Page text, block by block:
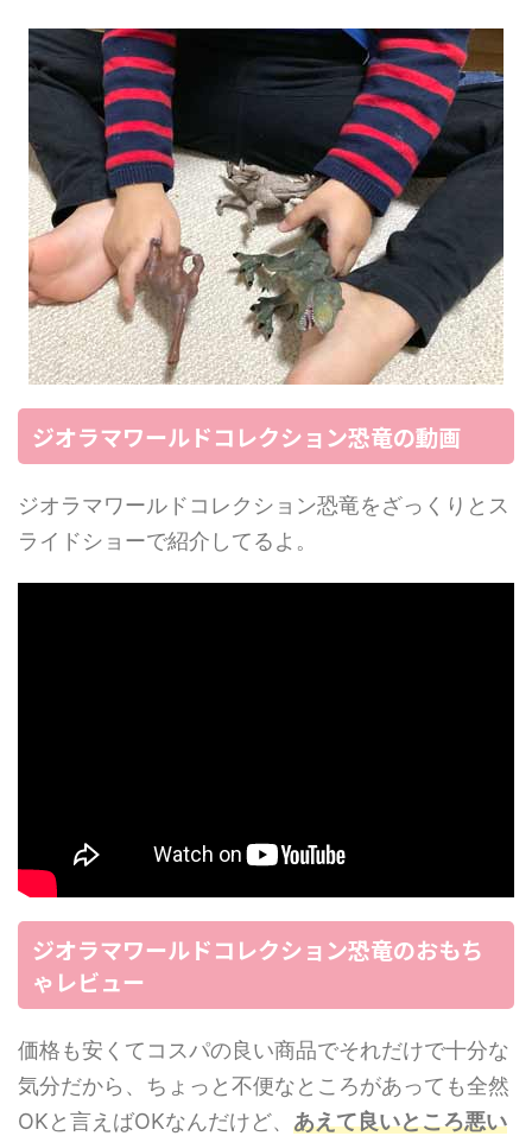
ジオラマワールドコレクション恐竜の動画
ジオラマワールドコレクション恐竜をざっくりとス
ライドショーで紹介してるよ。
ジオラマワールドコレクション恐竜のおもち
ゃレビュー
価格も安くてコスパの良い商品でそれだけで十分な
気分だから、ちょっと不便なところがあっても全然
OKと言えばOKなんだけど、 あえて良いところ悪い